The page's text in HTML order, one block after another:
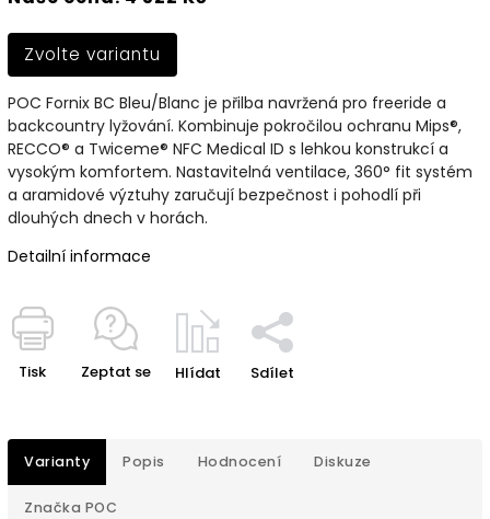
Zvolte variantu
POC Fornix BC Bleu/Blanc je přilba navržená pro freeride a
backcountry lyžování. Kombinuje pokročilou ochranu Mips®,
RECCO® a Twiceme® NFC Medical ID s lehkou konstrukcí a
vysokým komfortem. Nastavitelná ventilace, 360° fit systém
a aramidové výztuhy zaručují bezpečnost i pohodlí při
dlouhých dnech v horách.
Detailní informace
Tisk Zeptat se Hlídat Sdílet
Varianty Popis Hodnocení Diskuze
Značka POC